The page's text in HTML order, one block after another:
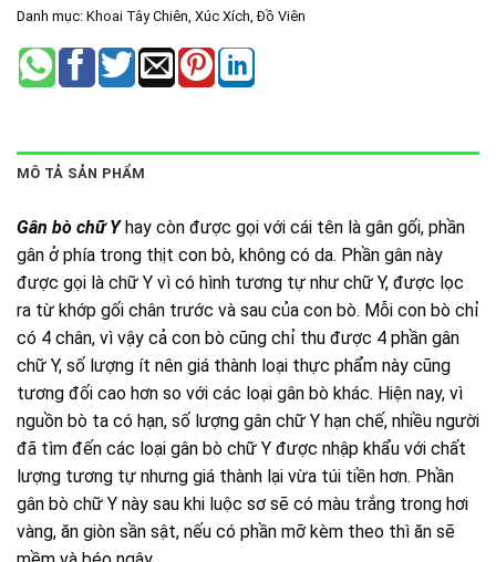
Danh mục: Khoai Tây Chiên, Xúc Xích, Đồ Viên
MÔ TẢ SẢN PHẨM
Gân bò chữ Yhay còn được gọi với cái tên là gân gối, phần
gân ở phía trong thịt con bò, không có da. Phần gân này
được gọi là chữ Y vì có hình tương tự như chữ Y, được lọc
ra từ khớp gối chân trước và sau của con bò. Mỗi con bò chỉ
có 4 chân, vì vậy cả con bò cũng chỉ thu được 4 phần gân
chữ Y, số lượng ít nên giá thành loại thực phẩm này cũng
tương đối cao hơn so với các loại gân bò khác. Hiện nay, vì
nguồn bò ta có hạn, số lượng gân chữ Y hạn chế, nhiều người
đã tìm đến các loại gân bò chữ Y được nhập khẩu với chất
lượng tương tự nhưng giá thành lại vừa túi tiền hơn. Phần
gân bò chữ Y này sau khi luộc sơ sẽ có màu trắng trong hơi
vàng, ăn giòn sần sật, nếu có phần mỡ kèm theo thì ăn sẽ